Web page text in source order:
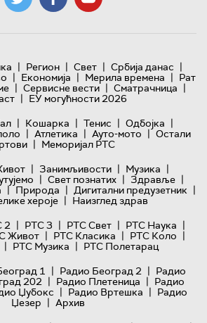
| Регион | Свет | Србија данас |
| Економија | Мерила времена | Рат
| Сервисне вести | Сматрачница |
| ЕУ могућности 2026
| Кошарка | Тенис | Одбојка |
| Атлетика | Ауто-мото | Остали
| Меморијал РТС
| Занимљивости | Музика |
| Свет познатих | Здравље |
| Природа | Дигитални предузетник |
хероје | Наизглед здрав
2 | РТС 3 | РТС Свет | РТС Наука |
Живот | РТС Класика | РТС Коло |
| РТС Музика | РТС Полетарац
1 | Радио Београд 2 | Радио
202 | Радио Плетеница | Радио
Џубокс | Радио Вртешка | Радио
Џезер | Архив